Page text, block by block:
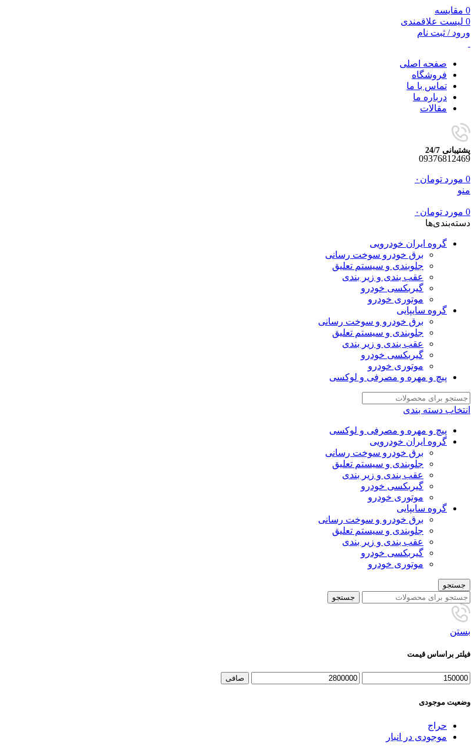
0 مقایسه
0 لیست علاقمندی
ورود / ثبت نام
صفحه اصلی
فروشگاه
تماس با ما
درباره ما
مقالات
پشتیبانی 24/7
09376812469
0 مورد تومان ۰
منو
0 مورد تومان ۰
دسته‌بندی‌ها
گروه ایران خودرویی
برق خودرو سوخت رسانی
جلوبندی و سیستم تعلیق
عقب بندی و زیر بندی
گیربکسی خودرو
موتوری خودرو
گروه سایپایی
برق خودرو و سوخت رسانی
جلوبندی و سیستم تعلیق
عقب بندی و زیر بندی
گیربکسی خودرو
موتوری خودرو
پیچ و مهره و مصرفی و لوکسی
انتخاب دسته بندی
پیچ و مهره و مصرفی و لوکسی
گروه ایران خودرویی
برق خودرو سوخت رسانی
جلوبندی و سیستم تعلیق
عقب بندی و زیر بندی
گیربکسی خودرو
موتوری خودرو
گروه سایپایی
برق خودرو و سوخت رسانی
جلوبندی و سیستم تعلیق
عقب بندی و زیر بندی
گیربکسی خودرو
موتوری خودرو
جستجو
جستجو
بستن
فیلتر براساس قیمت
حداقل
حداكثر
صافی
وضعیت موجودی
حراج
موجودی در انبار